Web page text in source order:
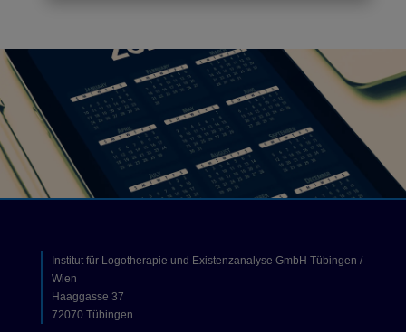
Institut für Logotherapie und Existenzanalyse GmbH Tübingen /
Wien
Haaggasse 37
72070 Tübingen